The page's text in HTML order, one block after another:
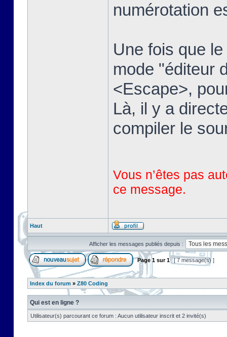
numérotation
Une fois que
mode "éditeur
<Escape>,
Là, il y a
compiler le
Vous n’êtes pas
ce message.
Haut
Afficher les messages publiés depuis :
Page1 sur1 [ 7 message(s) ]
Index du forum » Z80 Coding
Qui est en ligne ?
Utilisateur(s) parcourant ce forum : Aucun utilisateur inscrit et 2 invité(s)